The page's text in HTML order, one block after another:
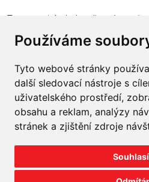
Používáme
Tyto webové stránky
další sledovací nástroje s
uživatelského prostředí,
obsahu a reklam, analýzy
stránek a zjištění zdroje
Tento projekt byl realizován za
obchodu v programu The
Napište